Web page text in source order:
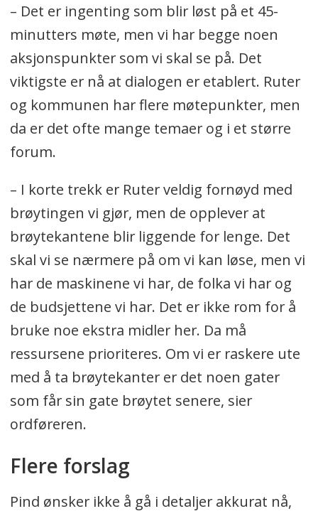
– Det er ingenting som blir løst på et 45-
minutters møte, men vi har begge noen
aksjonspunkter som vi skal se på. Det
viktigste er nå at dialogen er etablert. Ruter
og kommunen har flere møtepunkter, men
da er det ofte mange temaer og i et større
forum.
– I korte trekk er Ruter veldig fornøyd med
brøytingen vi gjør, men de opplever at
brøytekantene blir liggende for lenge. Det
skal vi se nærmere på om vi kan løse, men vi
har de maskinene vi har, de folka vi har og
de budsjettene vi har. Det er ikke rom for å
bruke noe ekstra midler her. Da må
ressursene prioriteres. Om vi er raskere ute
med å ta brøytekanter er det noen gater
som får sin gate brøytet senere, sier
ordføreren.
Flere forslag
Pind ønsker ikke å gå i detaljer akkurat nå,